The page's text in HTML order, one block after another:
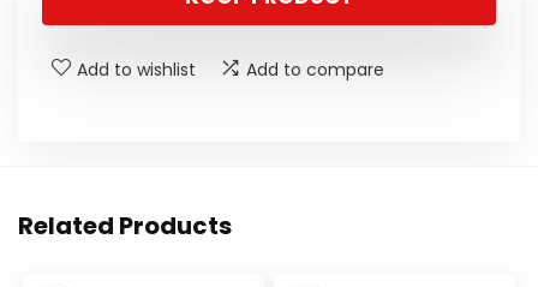
Add to wishlist Add to compare
Related Products